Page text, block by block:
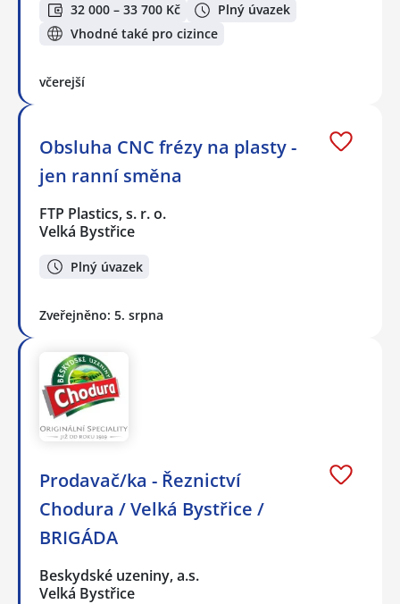
32 000 – 33 700 Kč
Plný úvazek
Vhodné také pro cizince
včerejší
Obsluha CNC frézy na plasty -
jen ranní směna
FTP Plastics, s. r. o.
Velká Bystřice
Plný úvazek
Zveřejněno: 5. srpna
Prodavač/ka - Řeznictví
Chodura / Velká Bystřice /
BRIGÁDA
Beskydské uzeniny, a.s.
Velká Bystřice